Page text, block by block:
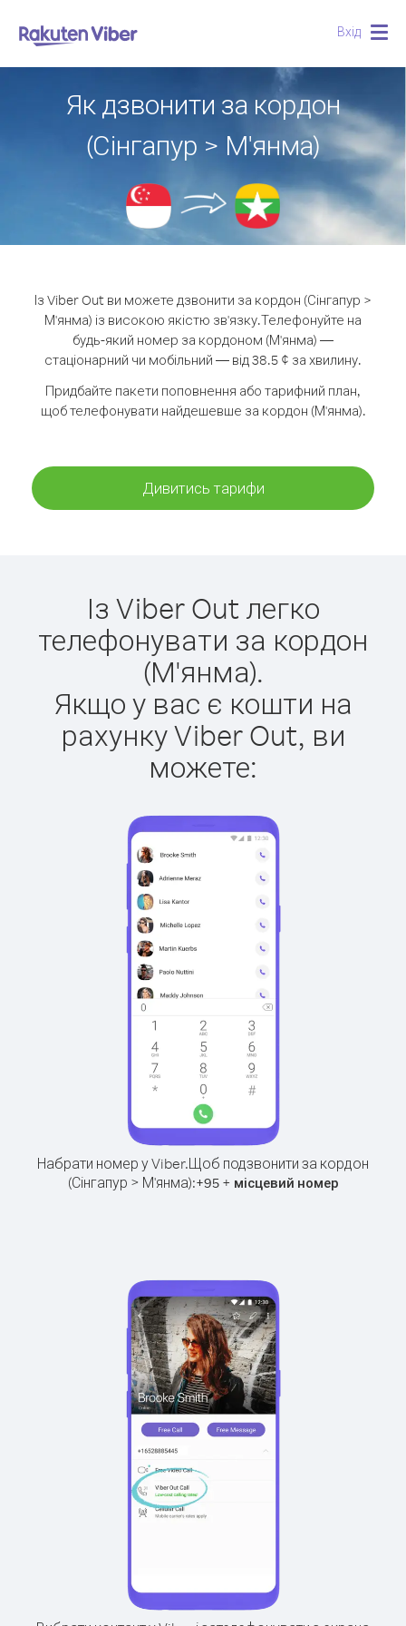
Вхід
Як дзвонити за кордон
(Сінгапур > М'янма)
Із Viber Out ви можете дзвонити за кордон (Сінгапур >
М'янма) із високою якістю зв'язку.Телефонуйте на
будь-який номер за кордоном (М'янма) —
стаціонарний чи мобільний — від 38.5 ¢ за хвилину.
Придбайте пакети поповнення або тарифний план,
щоб телефонувати найдешевше за кордон (М'янма).
Дивитись тарифи
Із Viber Out легко
телефонувати за кордон
(М'янма).
Якщо у вас є кошти на
рахунку Viber Out, ви
можете:
Набрати номер у Viber.Щоб подзвонити за кордон
(Сінгапур > М'янма):+95+ місцевий номер